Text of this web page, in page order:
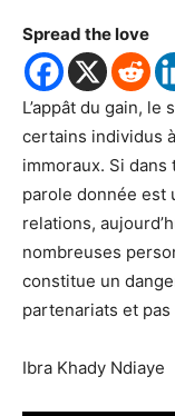
Spread the love
L’appât du gain,
certains individus
immoraux. Si
parole donnée est
relations,
nombreuses
constitue un
partenariats et
Ibra Khady Ndiaye